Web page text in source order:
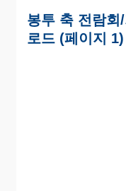
봉투 축 전람회
로드 (페이지 1)